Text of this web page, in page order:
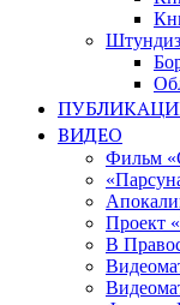
ВИДЕО
Фильм
Проект
В